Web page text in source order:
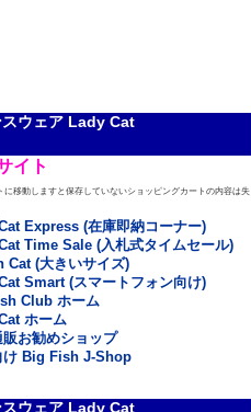
スウェア Lady Cat
イト
に移動しますと保存していないショッピングカートの内容は失
Express (在庫即納コーナー)
Time Sale (入札式タイムセール)
Cat (大きいサイズ)
Smart (スマートフォン向け)
Club ホーム
ホーム
販お勧めショップ
け Big Fish J-Shop
スウェア Lady Cat